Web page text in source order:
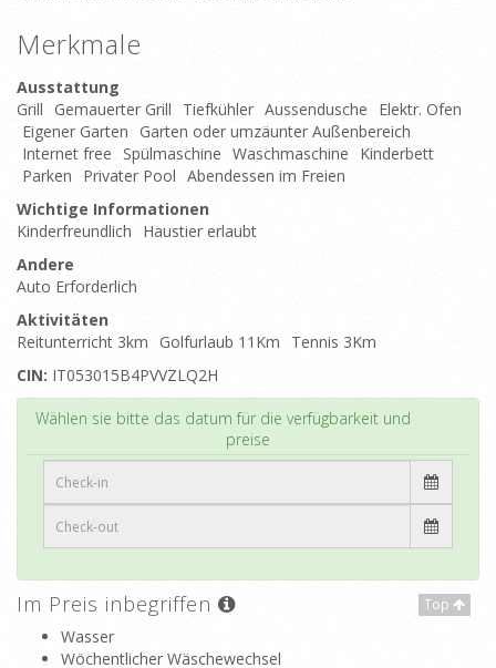
Merkmale
Ausstattung
Grill
Gemauerter Grill Tiefkühler Aussendusche
Elektr. Ofen
Eigener Garten
Garten oder umzäunter Außenbereich
Internet free
Spülmaschine Waschmaschine
Kinderbett
Parken
Privater Pool Abendessen im Freien
Wichtige Informationen
Kinderfreundlich
Haustier erlaubt
Andere
Auto Erforderlich
Aktivitäten
Reitunterricht 3km
Golfurlaub 11Km
Tennis 3Km
CIN: IT053015B4PVVZLQ2H
Wählen sie bitte das datum für die verfügbarkeit und
preise
Top
Im Preis inbegriffen
Wasser
Wöchentlicher Wäschewechsel